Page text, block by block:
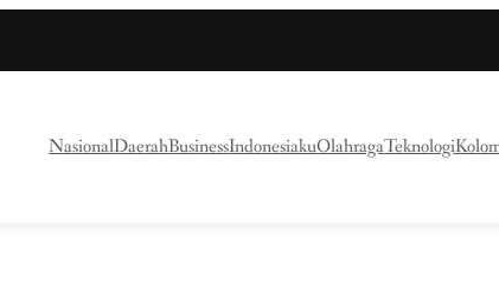
NasionalDaerahBusinessIndonesiakuOlahragaTeknologi